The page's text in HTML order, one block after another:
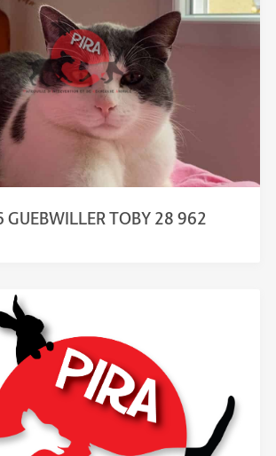
TOBY 28 962